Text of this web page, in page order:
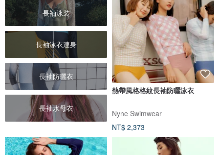
長袖泳裝
長袖泳衣連身
長袖防曬衣
長袖水母衣
熱帶風格格紋長袖防曬泳衣
Nyne Swimwear
NT$ 2,373